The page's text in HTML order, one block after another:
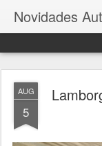
Novidades
AUG
5